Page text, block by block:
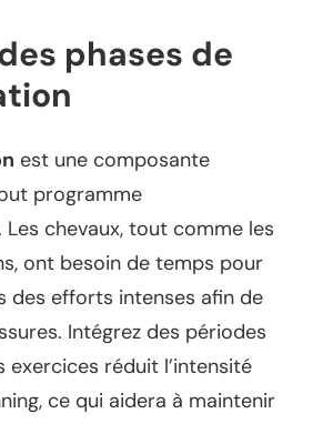
phases de
est une composante
programme
Les chevaux, tout comme les
ont besoin de temps pour
des efforts intenses afin de
Intégrez des périodes
exercices réduit l’intensité
ce qui aidera à maintenir